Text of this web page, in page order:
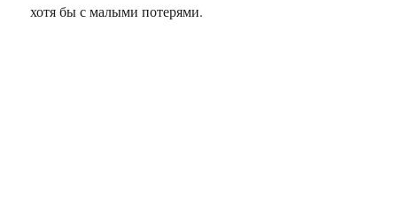
хотя бы с малыми потерями.